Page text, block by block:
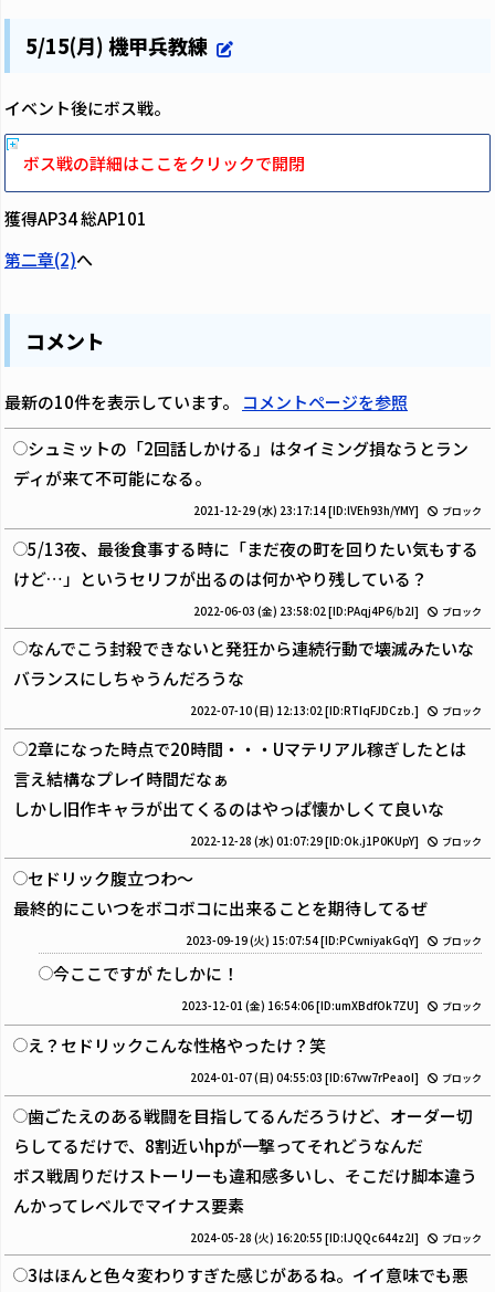
5/15(月) 機甲兵教練
イベント後にボス戦。
ボス戦の詳細はここをクリックで開閉
獲得AP34 総AP101
第二章(2)へ
コメント
最新の10件を表示しています。 コメントページを参照
シュミットの「2回話しかける」はタイミング損なうとラン
ディが来て不可能になる。
2021-12-29 (水) 23:17:14[ID:lVEh93h/YMY] ブロック
5/13夜、最後食事する時に「まだ夜の町を回りたい気もする
けど…」というセリフが出るのは何かやり残している？
2022-06-03 (金) 23:58:02 [ID:PAqj4P6/b2I] ブロック
なんでこう封殺できないと発狂から連続行動で壊滅みたいな
バランスにしちゃうんだろうな
2022-07-10 (日) 12:13:02[ID:RTIqFJDCzb.] ブロック
2章になった時点で20時間・・・Uマテリアル稼ぎしたとは
言え結構なプレイ時間だなぁ
しかし旧作キャラが出てくるのはやっぱ懐かしくて良いな
2022-12-28 (水) 01:07:29[ID:Ok.j1P0KUpY] ブロック
セドリック腹立つわ～
最終的にこいつをボコボコに出来ることを期待してるぜ
2023-09-19 (火) 15:07:54[ID:PCwniyakGqY] ブロック
今ここですが たしかに！
2023-12-01 (金) 16:54:06[ID:umXBdfOk7ZU] ブロック
え？セドリックこんな性格やったけ？笑
2024-01-07 (日) 04:55:03 [ID:67vw7rPeaoI] ブロック
歯ごたえのある戦闘を目指してるんだろうけど、オーダー切
らしてるだけで、8割近いhpが一撃ってそれどうなんだ
ボス戦周りだけストーリーも違和感多いし、そこだけ脚本違う
んかってレベルでマイナス要素
2024-05-28 (火) 16:20:55 [ID:lJQQc644z2I] ブロック
3はほんと色々変わりすぎた感じがあるね。イイ意味でも悪